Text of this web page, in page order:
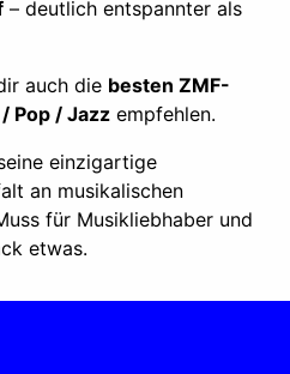
– deutlich entspannter als
auch die besten ZMF-
Pop / Jazz empfehlen.
einzigartige
an musikalischen
für Musikliebhaber und
etwas.